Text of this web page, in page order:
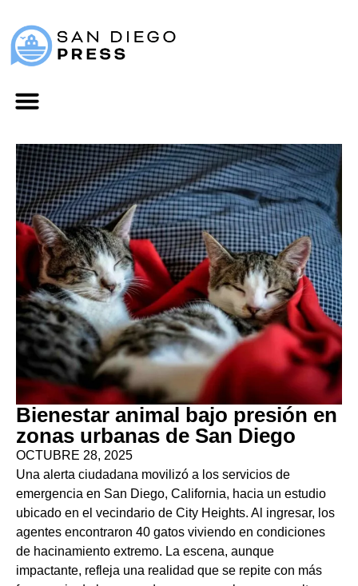
Bienestar animal bajo presión en
zonas urbanas de San Diego
OCTUBRE 28, 2025
Una alerta ciudadana movilizó a los servicios de
emergencia en San Diego, California, hacia un estudio
ubicado en el vecindario de City Heights. Al ingresar, los
agentes encontraron 40 gatos viviendo en condiciones
de hacinamiento extremo. La escena, aunque
impactante, refleja una realidad que se repite con más